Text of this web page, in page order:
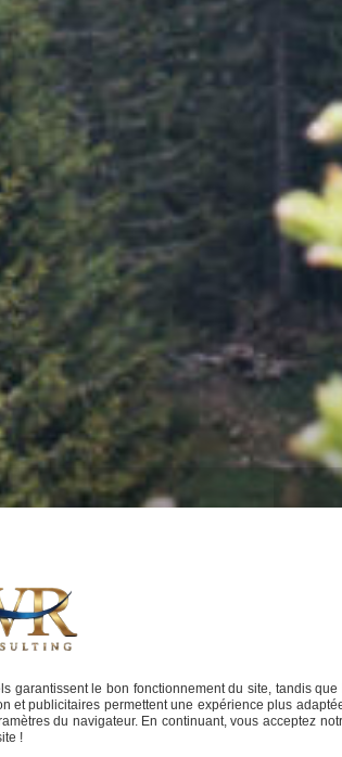
garantissent le bon fonctionnement du site, tandis
et publicitaires permettent une expérience plus
du navigateur. En continuant, vous acceptez
!